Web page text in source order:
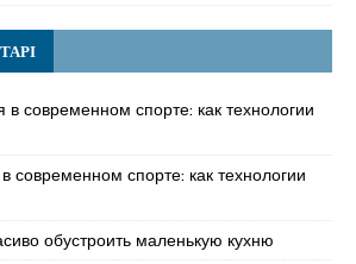
современном спорте: как технологии
современном спорте: как технологии
обустроить маленькую кухню